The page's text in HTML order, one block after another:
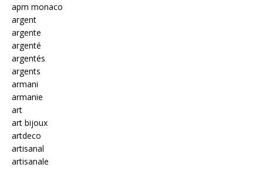
apm monaco
argent
argente
argenté
argentés
argents
armani
armanie
art
art bijoux
artdeco
artisanal
artisanale